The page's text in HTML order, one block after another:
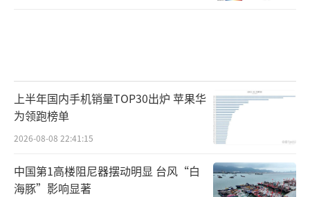
上半年国内手机销量TOP30出炉 苹果华
为领跑榜单
2026-08-08 22:41:15
中国第1高楼阻尼器摆动明显 台风“白
海豚”影响显著